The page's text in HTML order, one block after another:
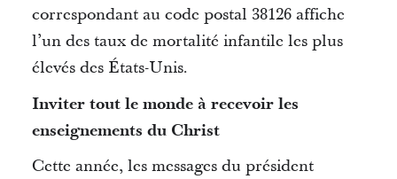
correspondant au code postal 38126 affiche
l’un des taux de mortalité infantile les plus
élevés des États-Unis.
Inviter tout le monde à recevoir les
enseignements du Christ
Cette année, les messages du président